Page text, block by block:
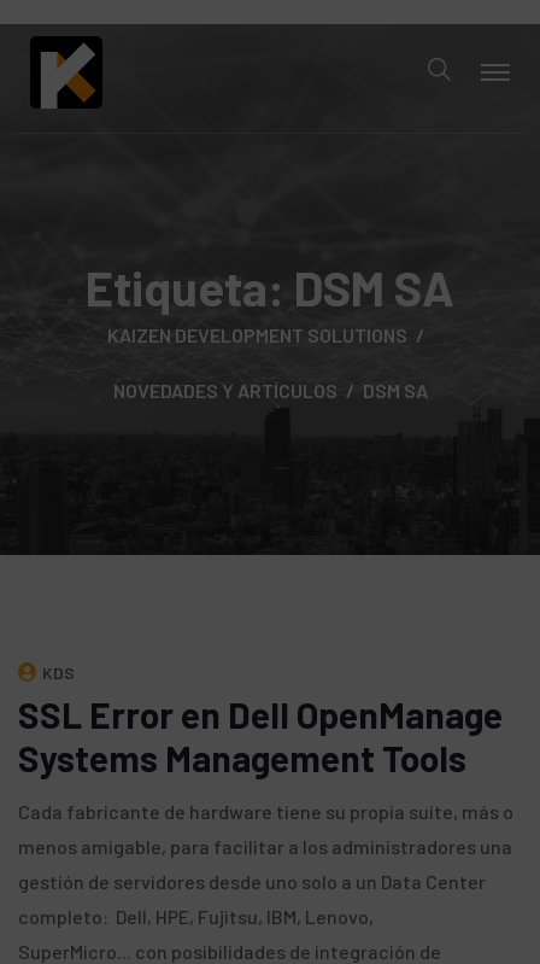
Etiqueta: DSM SA
KAIZEN DEVELOPMENT SOLUTIONS
NOVEDADES Y ARTÍCULOS DSM SA
KDS
SSL Error en Dell OpenManage
Systems Management Tools
Cada fabricante de hardware tiene su propia suite, más o
menos amigable, para facilitar a los administradores una
gestión de servidores desde uno solo a un Data Center
completo: Dell, HPE, Fujitsu, IBM, Lenovo,
SuperMicro... con posibilidades de integración de